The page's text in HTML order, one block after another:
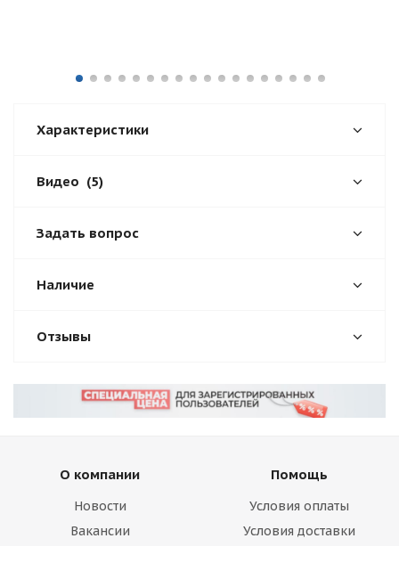
Характеристики
Видео (5)
Задать вопрос
Наличие
Отзывы
О компании
Новости
Вакансии
Помощь
Условия оплаты
Условия доставки